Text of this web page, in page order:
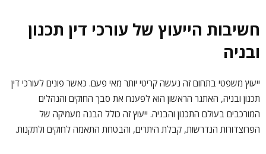
חשיבות הייעוץ של עורכי דין תכנון
ובניה
ייעוץ משפטי בתחום זה נעשה קריטי יותר מאי פעם. כאשר פונים לעורכי דין
תכנון ובניה, האתגר הראשון הוא לפענח את סבך החוקים והנהלים
המורכבים בעולם התכנון והבניה. ייעוץ זה כולל הבנה מעמיקה של
הפרוצדורות הנדרשות, קבלת היתרים, והבטחת התאמה לחוקים ולתקנות.